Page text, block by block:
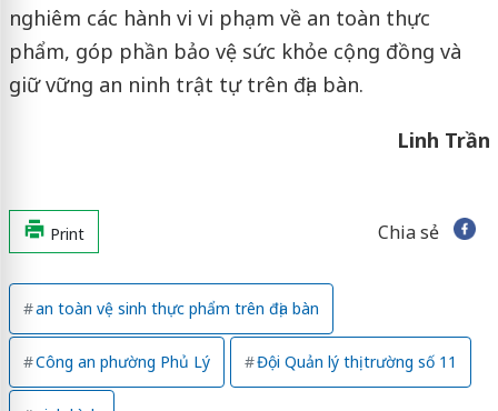
nghiêm các hành vi vi phạm về an toàn thực
phẩm, góp phần bảo vệ sức khỏe cộng đồng và
giữ vững an ninh trật tự trên địa bàn.
Linh Trần
Print Chia sẻ
an toàn vệ sinh thực phẩm trên địa bàn
Công an phường Phủ Lý Đội Quản lý thị trường số 11